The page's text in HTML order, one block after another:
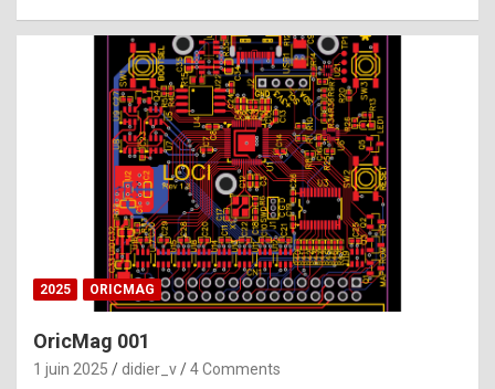
e
b
e
s
t
p
h
o
n
y
2025 ORICMAG
OricMag 001
1 juin 2025 didier_v 4 Comments